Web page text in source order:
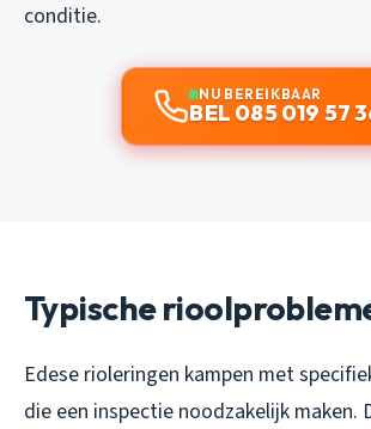
conditie.
NU BEREIKBAAR
BEL 085 019 57
Typische
Edese rioleringen kampen met
die een inspectie noodzakelijk maken.